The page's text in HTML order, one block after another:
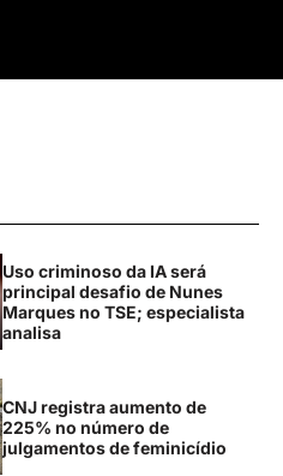
Uso criminoso da IA será
principal desafio de Nunes
Marques no TSE; especialista
analisa
CNJ registra aumento de
225% no número de
julgamentos de feminicídio